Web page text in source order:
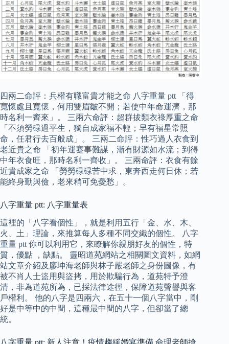
四兩二命評：兵權有職富貴才能之命 八字重量 ptt 「得
寬懷處且寬懷，何用雙眉皺不開；若使中年命運濟，那
時名利一齊來」。 三兩六命評：超群拔類衣祿厚重之命
「不須勞碌過平生，獨自成家福不輕；早有福星常照
命，任君行去百般成」。 三兩二命評：性巧過人衣食到
老近貴之命 「初年運蹇事難謀，漸有財源如水流；到得
中年衣食旺，那時名利一齊收」。 三兩命評：衣食有餘
近貴成家之命 「勞勞碌碌苦中求，東奔西走何日休；若
能終身勤與儉，老來稍可免憂愁」。
八字重量 ptt: 八字重量表
這裡的「八字看個性」，就是利用五行「金、水、木、
火、土」理論，來推算每人多種不同交織的個性。 八字
重量 ptt 你可以利用它，來瞭解你親朋好友的個性，特
質，優點 ，缺點。 靈昭道苑網站之相關圖文資料，如網
站文章介紹及廖坤海老師與林子嚴老師之身份圖像，有
被不肖人士盜用與盜拷，用於欺騙行為，道苑特予澄
清，非為道苑所為，已採法律途徑，保障道苑聲譽與客
戶權利。 他的八字是四兩六，在五十一個八字當中，剛
好是中等中的中間，這種最中間的八字，但卻當了總
統。